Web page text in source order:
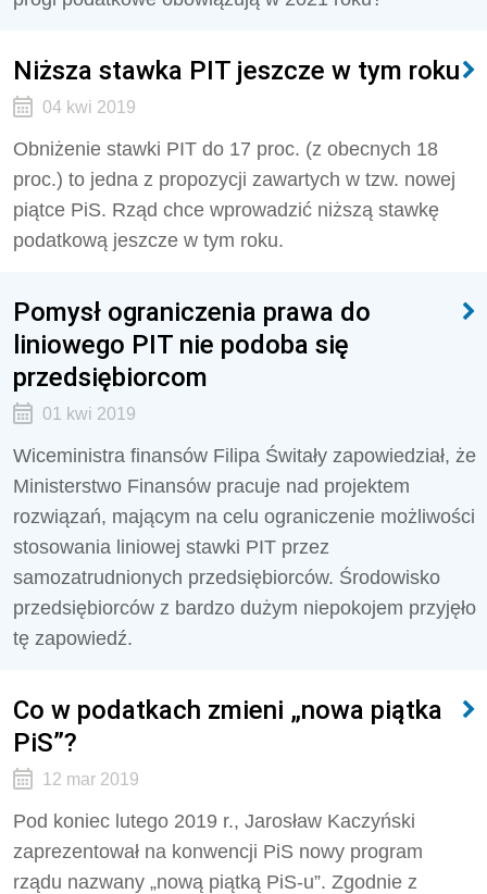
Niższa stawka PIT jeszcze w tym roku
04 kwi 2019
Obniżenie stawki PIT do 17 proc. (z obecnych 18
proc.) to jedna z propozycji zawartych w tzw. nowej
piątce PiS. Rząd chce wprowadzić niższą stawkę
podatkową jeszcze w tym roku.
Pomysł ograniczenia prawa do
liniowego PIT nie podoba się
przedsiębiorcom
01 kwi 2019
Wiceministra finansów Filipa Świtały zapowiedział, że
Ministerstwo Finansów pracuje nad projektem
rozwiązań, mającym na celu ograniczenie możliwości
stosowania liniowej stawki PIT przez
samozatrudnionych przedsiębiorców. Środowisko
przedsiębiorców z bardzo dużym niepokojem przyjęło
tę zapowiedź.
Co w podatkach zmieni „nowa piątka
PiS”?
12 mar 2019
Pod koniec lutego 2019 r., Jarosław Kaczyński
zaprezentował na konwencji PiS nowy program
rządu nazwany „nową piątką PiS-u”. Zgodnie z